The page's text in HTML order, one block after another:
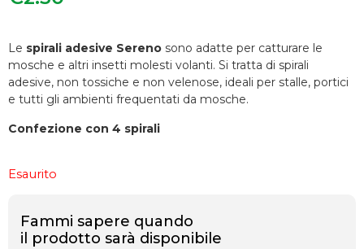
Le spirali adesive Sereno sono adatte per catturare le
mosche e altri insetti molesti volanti. Si tratta di spirali
adesive, non tossiche e non velenose, ideali per stalle, portici
e tutti gli ambienti frequentati da mosche.
Confezione con 4 spirali
Esaurito
Fammi sapere quando
il prodotto sarà disponibile